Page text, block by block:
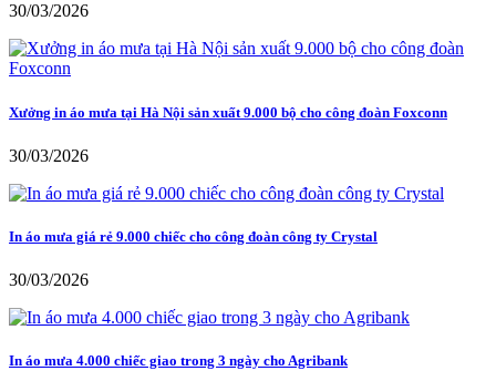
30/03/2026
Xưởng in áo mưa tại Hà Nội sản xuất 9.000 bộ cho công đoàn Foxconn
30/03/2026
In áo mưa giá rẻ 9.000 chiếc cho công đoàn công ty Crystal
30/03/2026
In áo mưa 4.000 chiếc giao trong 3 ngày cho Agribank